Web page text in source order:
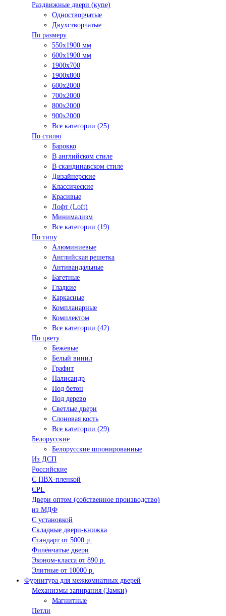
Раздвижные двери (купе)
Одностворчатые
Двухстворчатые
По размеру
550x1900 мм
600x1900 мм
1900х700
1900х800
600x2000
700x2000
800x2000
900x2000
Все категории (25)
По стилю
Барокко
В английском стиле
В скандинавском стиле
Дизайнерские
Классические
Красивые
Лофт (Loft)
Минимализм
Все категории (19)
По типу
Алюминиевые
Английская решетка
Антивандальные
Багетные
Гладкие
Каркасные
Компланарные
Комплектом
Все категории (42)
По цвету
Бежевые
Белый винил
Графит
Палисандр
Под бетон
Под дерево
Светлые двери
Слоновая кость
Все категории (29)
Белорусские
Белорусские шпонированные
Из ДСП
Российские
C ПВХ-пленкой
CPL
Двери оптом (собственное производство)
из МДФ
С установкой
Складные двери-книжка
Стандарт от 5000 р.
Филёнчатые двери
Эконом-класса от 890 р.
Элитные от 10000 р.
Фурнитура для межкомнатных дверей
Механизмы запирания (Замки)
Магнитные
Петли